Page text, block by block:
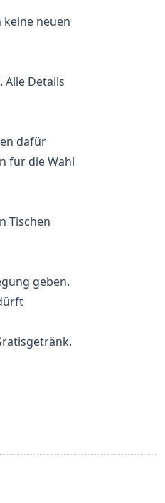
neuen
Details
dafür
für die Wahl
Tischen
geben.